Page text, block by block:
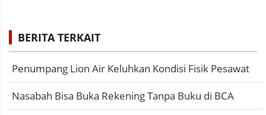
BERITA TERKAIT
Penumpang Lion Air Keluhkan Kondisi Fisik Pesawat
Nasabah Bisa Buka Rekening Tanpa Buku di BCA